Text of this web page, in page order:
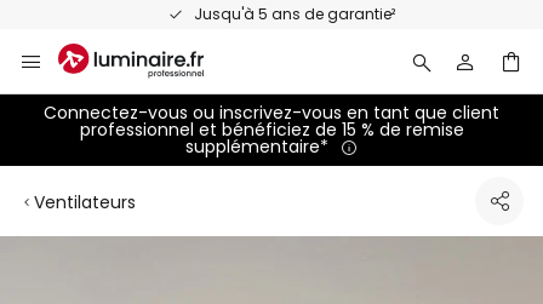
Jusqu'à 5 ans de garantie²
contenu
Connectez-vous ou inscrivez-vous en tant que client
professionnel et bénéficiez de 15 % de remise
supplémentaire*
Ventilateurs